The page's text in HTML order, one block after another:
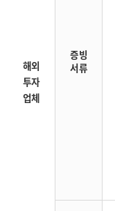
해외
투자
업체
증빙
서류